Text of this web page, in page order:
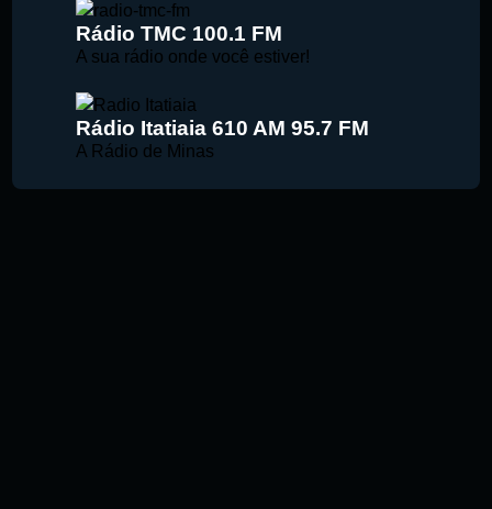
Rádio TMC 100.1 FM
A sua rádio onde você estiver!
Rádio Itatiaia 610 AM 95.7 FM
A Rádio de Minas